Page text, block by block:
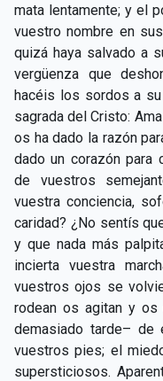
mata lentamente; y el
vuestro nombre en
quizá haya salvado a
vergüenza que
hacéis los sordos a
sagrada del Cristo:
os ha dado la razón
dado un corazón para
de vuestros
vuestra conciencia,
caridad? ¿No sentís
y que nada más
incierta vuestra
vuestros ojos se
rodean os agitan y os
demasiado tarde– de
vuestros pies; el
supersticiosos.